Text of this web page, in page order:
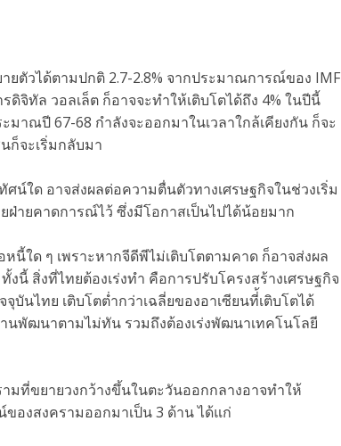
ยตัวได้ตามปกติ 2.7-2.8% จากประมาณการณ์ของ IMF
จิทัล วอลเล็ต ก็อาจจะทำให้เติบโตได้ถึง 4% ในปีนี้
าณปี 67-68 กำลังจะออกมาในเวลาใกล้เคียงกัน ก็จะ
ก็จะเริ่มกลับมา
น์ใด อาจส่งผลต่อความตื่นตัวทางเศรษฐกิจในช่วงเริ่ม
ฝ่ายคาดการณ์ไว้ ซึ่งมีโอกาสเป็นไปได้น้อยมาก
นี้ใด ๆ เพราะหากจีดีพีไม่เติบโตตามคาด ก็อาจส่งผล
นี้ สิ่งที่ไทยต้องเร่งทำ คือการปรับโครงสร้างเศรษฐกิจ
บันไทย เติบโตต่ำกว่าเฉลี่ยของอาเซียนที่้เติบโตได้
นพัฒนาตามไม่ทัน รวมถึงต้องเร่งพัฒนาเทคโนโลยี
มที่ขยายวงกว้างขึ้นในตะวันออกกลางอาจทำให้
ของสงครามออกมาเป็น 3 ด้าน ได้แก่